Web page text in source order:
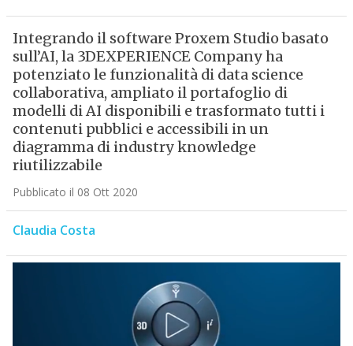
Integrando il software Proxem Studio basato
sull’AI, la 3DEXPERIENCE Company ha
potenziato le funzionalità di data science
collaborativa, ampliato il portafoglio di
modelli di AI disponibili e trasformato tutti i
contenuti pubblici e accessibili in un
diagramma di industry knowledge
riutilizzabile
Pubblicato il 08 Ott 2020
Claudia Costa